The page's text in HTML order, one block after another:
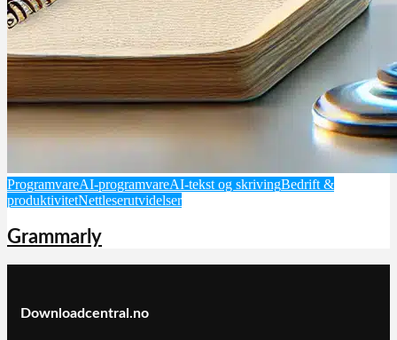
ProgramvareAI-programvareAI-tekst og skrivingBedrift &
produktivitetNettleserutvidelser
Grammarly
Downloadcentral.no